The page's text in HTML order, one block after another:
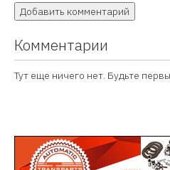
Добавить комментарий
Комментарии
Тут еще ничего нет. Будьте